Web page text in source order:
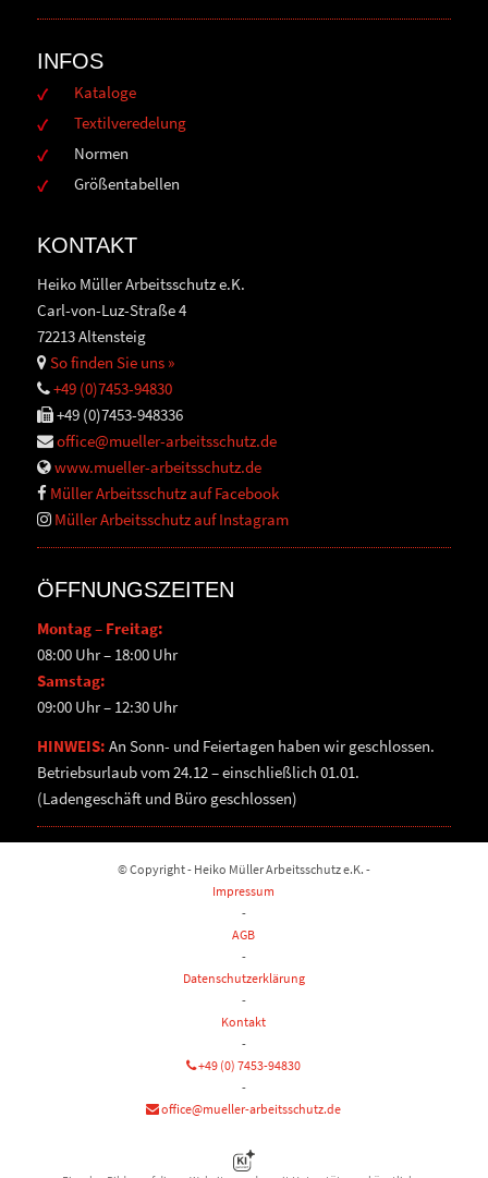
INFOS
Kataloge
Textilveredelung
Normen
Größentabellen
KONTAKT
Heiko Müller Arbeitsschutz e.K.
Carl-von-Luz-Straße 4
72213 Altensteig
So finden Sie uns »
+49 (0)7453-94830
+49 (0)7453-948336
office@mueller-arbeitsschutz.de
www.mueller-arbeitsschutz.de
Müller Arbeitsschutz auf Facebook
Müller Arbeitsschutz auf Instagram
ÖFFNUNGSZEITEN
Montag – Freitag:
08:00 Uhr – 18:00 Uhr
Samstag:
09:00 Uhr – 12:30 Uhr
HINWEIS: An Sonn- und Feiertagen haben wir geschlossen.
Betriebsurlaub vom 24.12 – einschließlich 01.01.
(Ladengeschäft und Büro geschlossen)
© Copyright - Heiko Müller Arbeitsschutz e.K. -
Impressum
-
AGB
-
Datenschutzerklärung
-
Kontakt
-
+49 (0) 7453-94830
-
office@mueller-arbeitsschutz.de